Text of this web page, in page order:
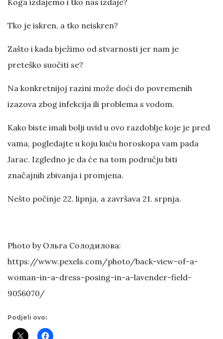
Tko je iskren, a tko neiskren?
Zašto i kada bježimo od stvarnosti jer nam je
preteško suočiti se?
Na konkretnijoj razini može doći do povremenih
izazova zbog infekcija ili problema s vodom.
Kako biste imali bolji uvid u ovo razdoblje koje je pred
vama, pogledajte u koju kuću horoskopa vam pada
Jarac. Izgledno je da će na tom području biti
značajnih zbivanja i promjena.
Nešto počinje 22. lipnja, a završava 21. srpnja.
Photo by Ольга Солодилова:
https://www.pexels.com/photo/back-view-of-a-
woman-in-a-dress-posing-in-a-lavender-field-
9056070/
Podjeli ovo: